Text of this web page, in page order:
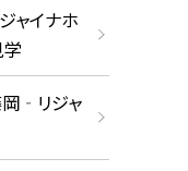
ャイナホ
岡‐リジャ